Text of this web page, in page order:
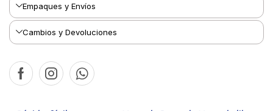
Empaques y Envíos
Cambios y Devoluciones